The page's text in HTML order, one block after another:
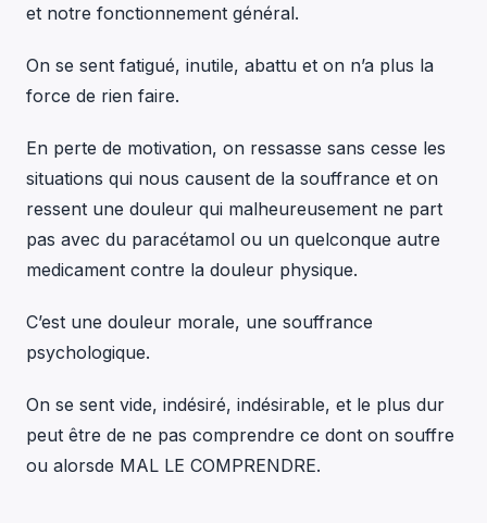
et notre fonctionnement général.
On se sent fatigué, inutile, abattu et on n’a plus la
force de rien faire.
En perte de motivation, on ressasse sans cesse les
situations qui nous causent de la souffrance et on
ressent une douleur qui malheureusement ne part
pas avec du paracétamol ou un quelconque autre
medicament contre la douleur physique.
C’est une douleur morale, une souffrance
psychologique.
On se sent vide, indésiré, indésirable, et le plus dur
peut être de ne pas comprendre ce dont on souffre
ou alorsde MAL LE COMPRENDRE.